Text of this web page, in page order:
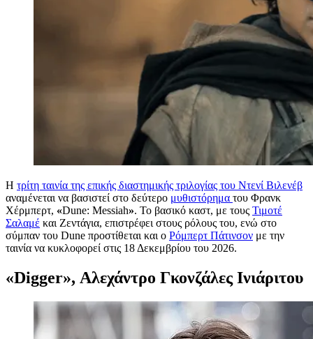
Η τρίτη ταινία της επικής διαστημικής τριλογίας του Ντενί Βιλενέβ
αναμένεται να βασιστεί στο δεύτερο μυθιστόρημα του Φρανκ
Χέρμπερτ, «Dune: Messiah». Το βασικό καστ, με τους Τιμοτέ
Σαλαμέ και Ζεντάγια, επιστρέφει στους ρόλους του, ενώ στο
σύμπαν του Dune προστίθεται και ο Ρόμπερτ Πάτινσον με την
ταινία να κυκλοφορεί στις 18 Δεκεμβρίου του 2026.
«Digger», Αλεχάντρο Γκονζάλες Ινιάριτου